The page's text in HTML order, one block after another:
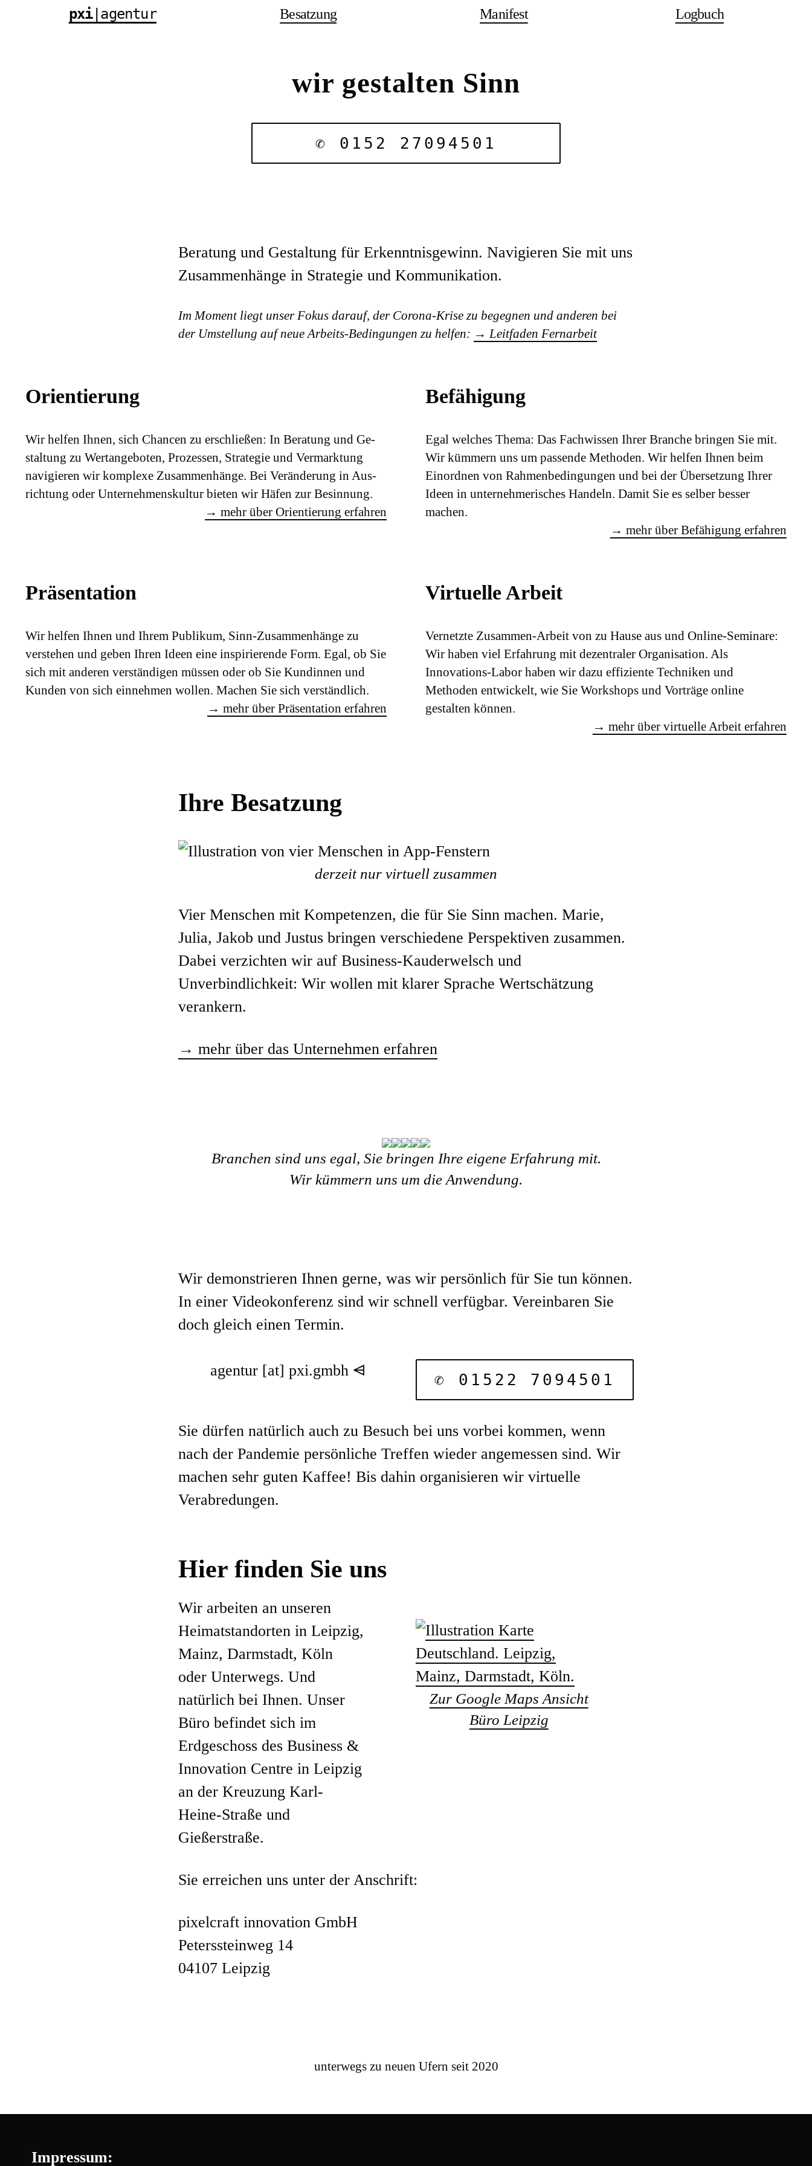
pxi|agentur Besatzung Manifest Logbuch
wir gestalten Sinn
✆ 0152 27094501
Beratung und Gestaltung für Erkenntnisgewinn. Navigieren Sie mit uns
Zusammenhänge in Strategie und Kommunikation.
Im Moment liegt unser Fokus darauf, der Corona-Krise zu begegnen und anderen bei
der Umstellung auf neue Arbeits-Bedingungen zu helfen: →Leitfaden Fernarbeit
Orientierung
Wir helfen Ihnen, sich Chancen zu erschließen: In Beratung und Ge­
staltung zu Wert­angeboten, Pro­zessen, Strategie und Ver­marktung
navigieren wir komplexe Zusammen­hänge. Bei Ver­änderung in Aus­
richtung oder Unternehmens­kultur bieten wir Häfen zur Besinnung.
→ mehr über Orientierung erfahren
Befähigung
Egal welches Thema: Das Fachwissen Ihrer Branche bringen Sie mit.
Wir kümmern uns um passende Methoden. Wir helfen Ihnen beim
Ein­ordnen von Rahmen­bedingungen und bei der Über­setzung Ihrer
Ideen in unter­nehmerisches Handeln. Damit Sie es selber besser
machen.
→ mehr über Befähigung erfahren
Präsenta­tion
Wir helfen Ihnen und Ihrem Publikum, Sinn-Zusammenhänge zu
verstehen und geben Ihren Ideen eine inspirierende Form. Egal, ob Sie
sich mit anderen verständigen müssen oder ob Sie Kundinnen und
Kunden von sich einnehmen wollen. Machen Sie sich verständlich.
→ mehr über Präsentation erfahren
Virtuelle Arbeit
Vernetzte Zusammen-Arbeit von zu Hause aus und Online-Seminare:
Wir haben viel Erfahrung mit dezentraler Organisation. Als
Innovations-Labor haben wir dazu effiziente Techniken und
Methoden entwickelt, wie Sie Workshops und Vorträge online
gestalten können.
→ mehr über virtuelle Arbeit erfahren
Ihre Besatzung
derzeit nur virtuell zusammen
Vier Menschen mit Kompetenzen, die für Sie Sinn machen. Marie,
Julia, Jakob und Justus bringen verschiedene Perspektiven zusammen.
Dabei verzichten wir auf Business-Kauderwelsch und
Unverbindlichkeit: Wir wollen mit klarer Sprache Wertschätzung
verankern.
→ mehr über das Unternehmen erfahren
Branchen sind uns egal, Sie bringen Ihre eigene Erfahrung mit.
Wir kümmern uns um die Anwendung.
Wir demonstrieren Ihnen gerne, was wir persönlich für Sie tun können.
In einer Video­konferenz sind wir schnell verfügbar. Vereinbaren Sie
doch gleich einen Termin.
agentur [at] pxi.gmbh
✆ 01522 7094501
Sie dürfen natürlich auch zu Besuch bei uns vorbei kommen, wenn
nach der Pandemie persönliche Treffen wieder angemessen sind. Wir
machen sehr guten Kaffee! Bis dahin organisieren wir virtuelle
Verabredungen.
Hier finden Sie uns
Zur Google Maps Ansicht
Büro Leipzig
Wir arbeiten an unseren
Heimatstandorten in Leipzig,
Mainz, Darmstadt, Köln
oder Unterwegs. Und
natürlich bei Ihnen. Unser
Büro befindet sich im
Erdgeschoss des Business &
Innovation Centre in Leipzig
an der Kreuzung Karl-
Heine-Straße und
Gießerstraße.
Sie erreichen uns unter der Anschrift:
pixelcraft innovation GmbH
Peterssteinweg 14
04107 Leipzig
unterwegs zu neuen Ufern seit 2020
Impressum: